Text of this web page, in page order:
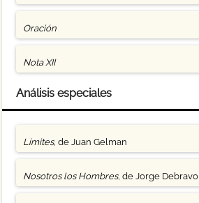
Oración
Nota XII
Análisis especiales
Límites, de Juan Gelman
Nosotros los Hombres, de Jorge Debravo